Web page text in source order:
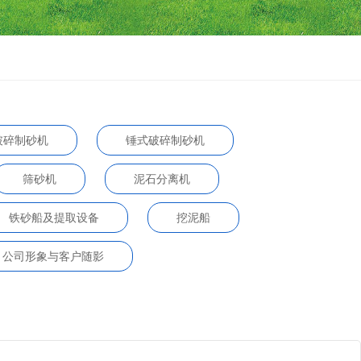
碎制砂机 锤式破碎制砂机
筛砂机 泥石分离机
铁砂船及提取设备 挖泥船
公司形象与客户随影